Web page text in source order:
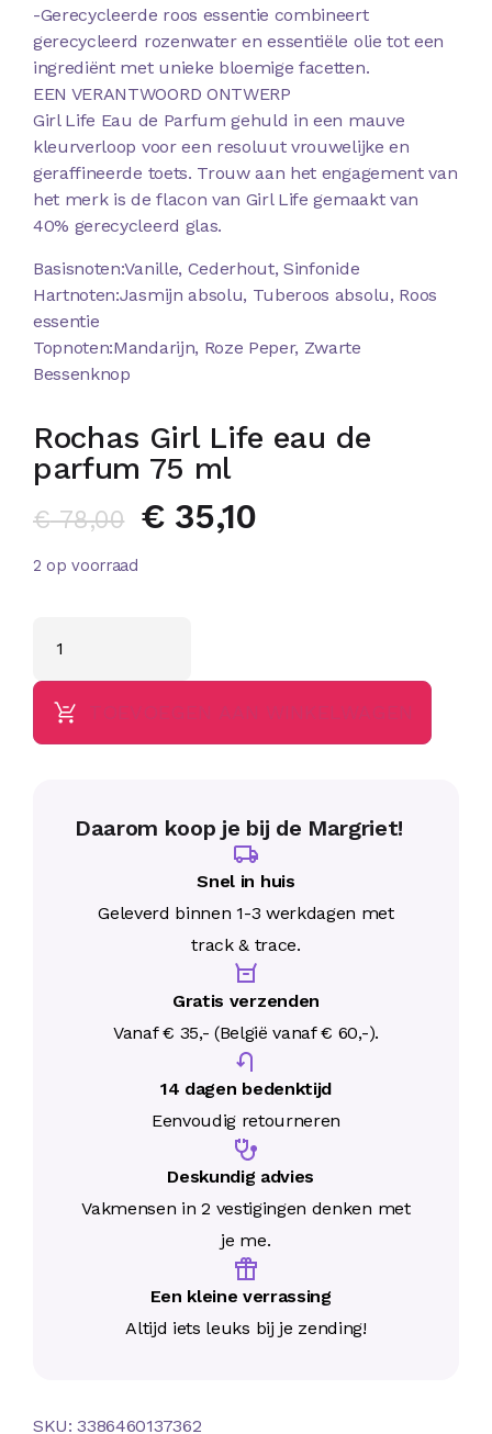
-Gerecycleerde roos essentie combineert
gerecycleerd rozenwater en essentiële olie tot een
ingrediënt met unieke bloemige facetten.
EEN VERANTWOORD ONTWERP
Girl Life Eau de Parfum gehuld in een mauve
kleurverloop voor een resoluut vrouwelijke en
geraffineerde toets. Trouw aan het engagement van
het merk is de flacon van Girl Life gemaakt van
40% gerecycleerd glas.
Basisnoten:Vanille, Cederhout, Sinfonide
Hartnoten:Jasmijn absolu, Tuberoos absolu, Roos
essentie
Topnoten:Mandarijn, Roze Peper, Zwarte
Bessenknop
Rochas Girl Life eau de
parfum 75 ml
€78,00 €35,10
2 op voorraad
Daarom koop je bij de Margriet!
Snel in huis
Geleverd binnen 1-3 werkdagen met
track & trace.
Gratis verzenden
Vanaf € 35,- (België vanaf € 60,-).
14 dagen bedenktijd
Eenvoudig retourneren
Deskundig advies
Vakmensen in 2 vestigingen denken met
je me.
Een kleine verrassing
Altijd iets leuks bij je zending!
SKU:3386460137362